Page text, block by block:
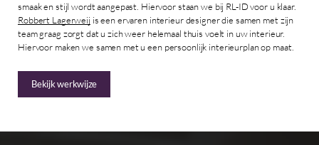
smaak en stijl wordt aangepast. Hiervoor staan we bij RL-ID voor u klaar.
Robbert Lagerweij is een ervaren interieur designer die samen met zijn
team graag zorgt dat u zich weer helemaal thuis voelt in uw interieur.
Hiervoor maken we samen met u een persoonlijk interieurplan op maat.
Bekijk werkwijze